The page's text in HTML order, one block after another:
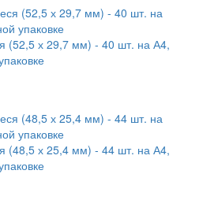
(52,5 х 29,7 мм) - 40 шт. на А4,
(48,5 х 25,4 мм) - 44 шт. на А4,